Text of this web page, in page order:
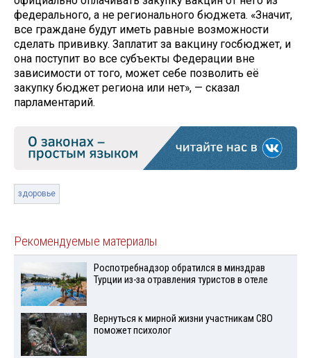
федерального, а не регионального бюджета. «Значит,
все граждане будут иметь равные возможности
сделать прививку. Заплатит за вакцину госбюджет, и
она поступит во все субъекты Федерации вне
зависимости от того, может себе позволить её
закупку бюджет региона или нет», — сказал
парламентарий.
здоровье
Рекомендуемые материалы
Роспотребнадзор обратился в минздрав
Турции из-за отравления туристов в отеле
Вернуться к мирной жизни участникам СВО
поможет психолог